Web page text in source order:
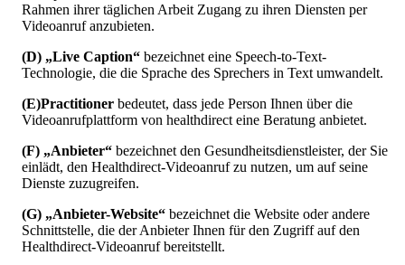
Rahmen ihrer täglichen Arbeit Zugang zu ihren Diensten per
Videoanruf anzubieten.
(D) „Live Caption“ bezeichnet eine Speech-to-Text-
Technologie, die die Sprache des Sprechers in Text umwandelt.
(E)Practitioner bedeutet, dass jede Person Ihnen über die
Videoanrufplattform von healthdirect eine Beratung anbietet.
(F) „Anbieter“ bezeichnet den Gesundheitsdienstleister, der Sie
einlädt, den Healthdirect-Videoanruf zu nutzen, um auf seine
Dienste zuzugreifen.
(G) „Anbieter-Website“ bezeichnet die Website oder andere
Schnittstelle, die der Anbieter Ihnen für den Zugriff auf den
Healthdirect-Videoanruf bereitstellt.